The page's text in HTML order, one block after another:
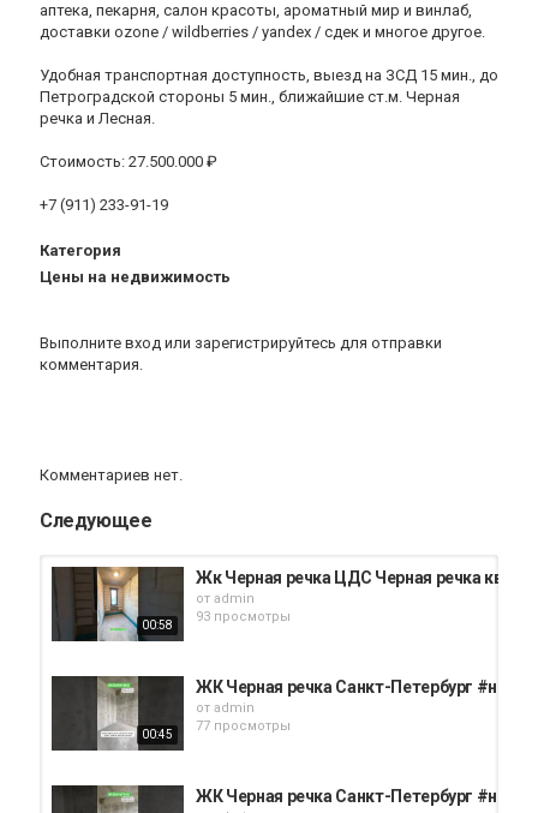
аптека, пекарня, салон красоты, ароматный мир и винлаб,
доставки ozone / wildberries / yandex / сдек и многое другое.
Удобная транспортная доступность, выезд на ЗСД 15 мин., до
Петроградской стороны 5 мин., ближайшие ст.м. Черная
речка и Лесная.
Стоимость: 27.500.000 ₽
+7 (911) 233-91-19
Категория
Цены на недвижимость
Выполните вход или зарегистрируйтесь для отправки
комментария.
Комментариев нет.
Следующее
00:58
Жк Черная речка ЦДС Черная речка
от admin
93 просмотры
00:45
ЖК Черная речка Санкт-Петербург
от admin
77 просмотры
ЖК Черная речка Санкт-Петербург